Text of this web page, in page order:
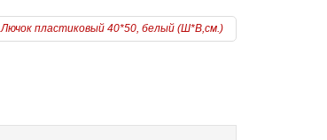
Лючок пластиковый 40*50, белый (Ш*В,см.)